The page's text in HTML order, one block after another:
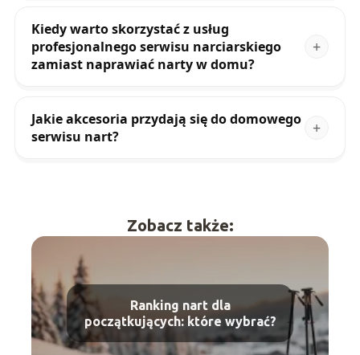
Kiedy warto skorzystać z usług
profesjonalnego serwisu narciarskiego
zamiast naprawiać narty w domu?
Jakie akcesoria przydają się do domowego
serwisu nart?
Zobacz także:
Ranking nart dla
początkujących: które wybrać?